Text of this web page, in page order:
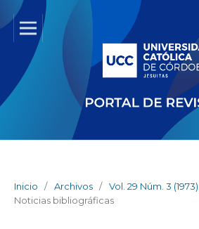
Inicio / Archivos / Vol. 29 Núm. 3
Noticias bibliográficas